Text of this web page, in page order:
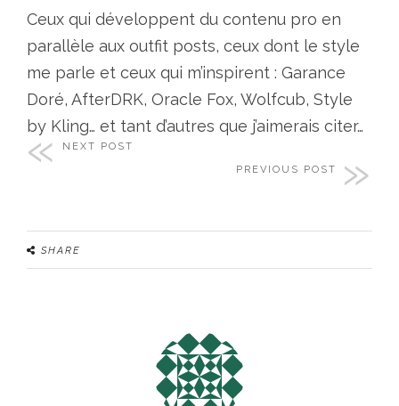
Ceux qui développent du contenu pro en
parallèle aux outfit posts, ceux dont le style
me parle et ceux qui m’inspirent : Garance
Doré, AfterDRK, Oracle Fox, Wolfcub, Style
by Kling… et tant d’autres que j’aimerais citer…
NEXT POST
PREVIOUS POST
SHARE